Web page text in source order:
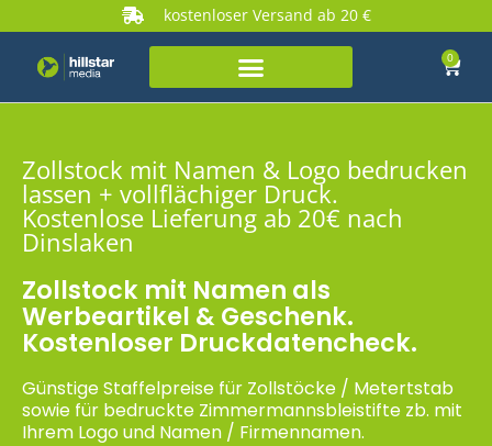
kostenloser Versand ab 20 €
0
Zollstock mit Namen & Logo bedrucken
lassen + vollflächiger Druck.
Kostenlose Lieferung ab 20€ nach
Dinslaken
Zollstock mit Namen als
Werbeartikel & Geschenk.
Kostenloser Druckdatencheck.
Günstige Staffelpreise für Zollstöcke / Metertstab
sowie für bedruckte Zimmermannsbleistifte zb. mit
Ihrem Logo und Namen / Firmennamen.